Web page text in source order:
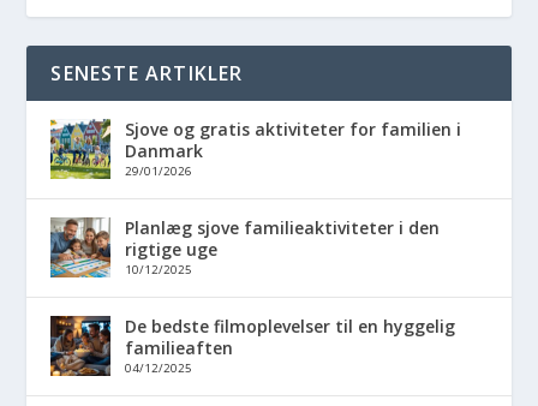
SENESTE ARTIKLER
Sjove og gratis aktiviteter for familien i
Danmark
29/01/2026
Planlæg sjove familieaktiviteter i den
rigtige uge
10/12/2025
De bedste filmoplevelser til en hyggelig
familieaften
04/12/2025